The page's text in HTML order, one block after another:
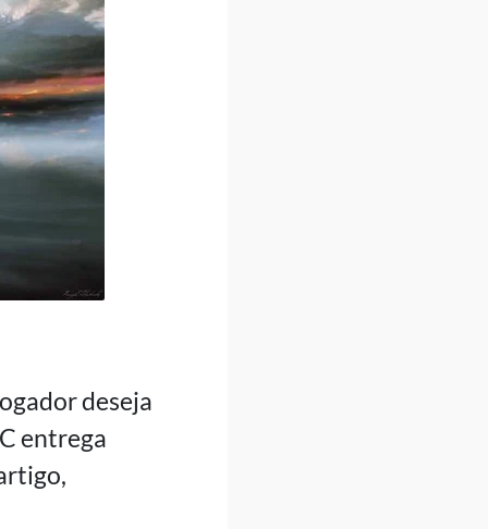
deseja
entrega